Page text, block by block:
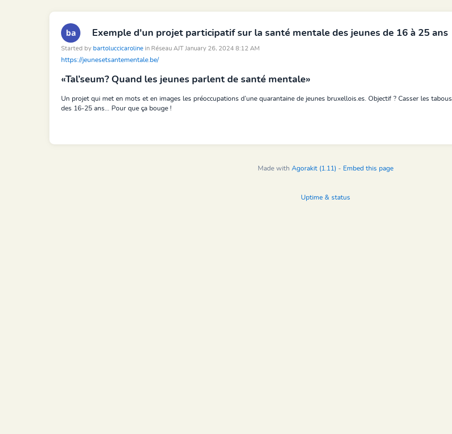
Exemple d'un projet participatif sur la santé mentale des jeunes de 16 à 25 ans
Started by bartoluccicaroline in Réseau AJT January 26, 2024 8:12 AM
https://jeunesetsantementale.be/
«Tal’seum? Quand les jeunes parlent de santé mentale»
Un projet qui met en mots et en images les préoccupations d’une quarantaine de jeunes bruxellois.es. Objectif ? Casser les tabous
des 16-25 ans… Pour que ça bouge !
Made with Agorakit (1.11) - Embed this page
Uptime & status